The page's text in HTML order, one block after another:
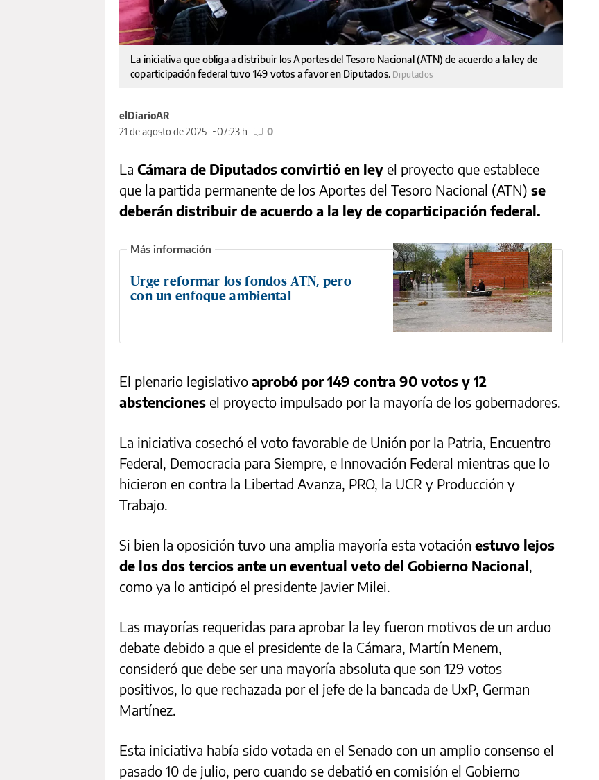
La iniciativa que obliga a distribuir los Aportes del Tesoro Nacional (ATN) de acuerdo a la ley de
coparticipación federal tuvo 149 votos a favor en Diputados. Diputados
elDiarioAR
21 de agosto de 2025
07:23 h 0
La Cámara de Diputados convirtió en ley el proyecto que establece
que la partida permanente de los Aportes del Tesoro Nacional (ATN) se
deberán distribuir de acuerdo a la ley de coparticipación federal.
Urge reformar los fondos ATN, pero
con un enfoque ambiental
El plenario legislativo aprobó por 149 contra 90 votos y 12
abstenciones el proyecto impulsado por la mayoría de los gobernadores.
La iniciativa cosechó el voto favorable de Unión por la Patria, Encuentro
Federal, Democracia para Siempre, e Innovación Federal mientras que lo
hicieron en contra la Libertad Avanza, PRO, la UCR y Producción y
Trabajo.
Si bien la oposición tuvo una amplia mayoría esta votación estuvo lejos
de los dos tercios ante un eventual veto del Gobierno Nacional,
como ya lo anticipó el presidente Javier Milei.
Las mayorías requeridas para aprobar la ley fueron motivos de un arduo
debate debido a que el presidente de la Cámara, Martín Menem,
consideró que debe ser una mayoría absoluta que son 129 votos
positivos, lo que rechazada por el jefe de la bancada de UxP, German
Martínez.
Esta iniciativa había sido votada en el Senado con un amplio consenso el
pasado 10 de julio, pero cuando se debatió en comisión el Gobierno